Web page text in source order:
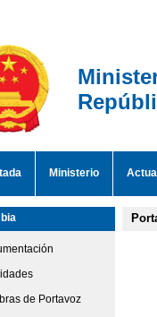
Ministerio
de Portavoz